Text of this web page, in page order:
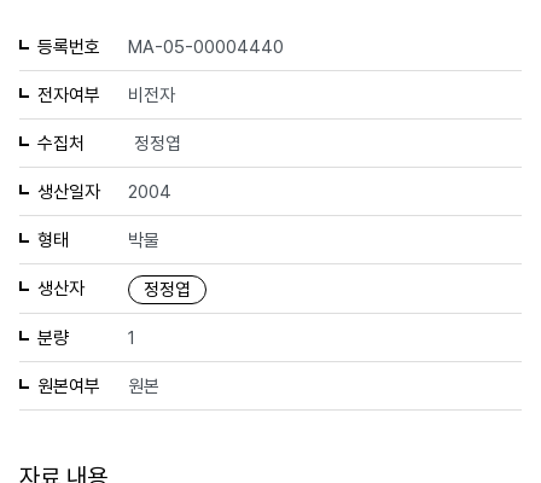
등록번호 MA-05-00004440
전자여부 비전자
수집처 정정엽
생산일자 2004
형태 박물
생산자 정정엽
분량 1
원본여부 원본
자료 내용